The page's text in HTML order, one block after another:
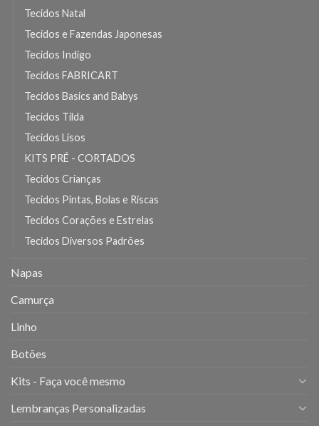
Tecidos Natal
Tecidos e Fazendas Japonesas
Tecidos Indigo
Tecidos FABRICART
Tecidos Basics and Babys
Tecidos Tilda
Tecidos Lisos
KITS PRÉ - CORTADOS
Tecidos Crianças
Tecidos Pintas, Bolas e Riscas
Tecidos Corações e Estrelas
Tecidos Diversos Padrões
Napas
Camurça
Linho
Botões
Kits - Faça você mesmo
Lembranças Personalizadas